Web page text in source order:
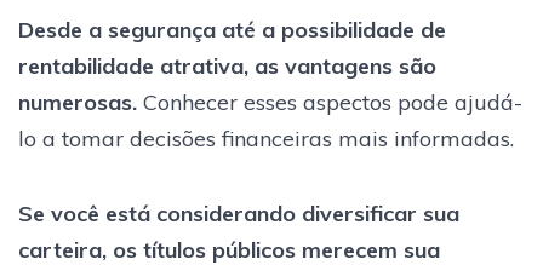
Desde a segurança até a possibilidade de
rentabilidade atrativa, as vantagens são
numerosas. Conhecer esses aspectos pode ajudá-
lo a tomar decisões financeiras mais informadas.
Se você está considerando diversificar sua
carteira, os títulos públicos merecem sua